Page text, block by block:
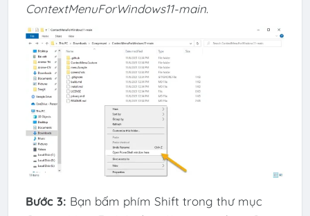
ContextMenuForWindows11-main.
Bước 3: Bạn bấm phím Shift trong thư mục